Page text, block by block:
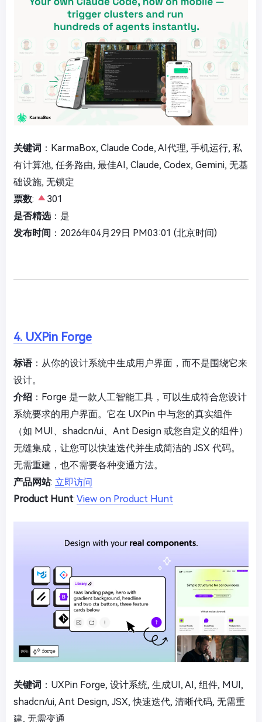
关键词 ：KarmaBox, Claude Code, AI代理, 手机运行, 私
有计算池, 任务路由, 最佳AI, Claude, Codex, Gemini, 无基
础设施, 无锁定
票数:
301
是否精选：是
发布时间 ：2026年04月29日 PM03:01 (北京时间)
4. UXPin Forge
标语：从你的设计系统中生成用户界面，而不是围绕它来
设计。
介绍 ：Forge 是一款人工智能工具，可以生成符合您设计
系统要求的用户界面。它在 UXPin 中与您的真实组件
（如 MUI、shadcn/ui、Ant Design 或您自定义的组件）
无缝集成，让您可以快速迭代并生成简洁的 JSX 代码。
无需重建，也不需要各种变通方法。
产品网站: 立即访问
Product Hunt: View on Product Hunt
关键词 ：UXPin Forge, 设计系统, 生成UI, AI, 组件, MUI,
shadcn/ui, Ant Design, JSX, 快速迭代, 清晰代码, 无需重
建, 无需变通